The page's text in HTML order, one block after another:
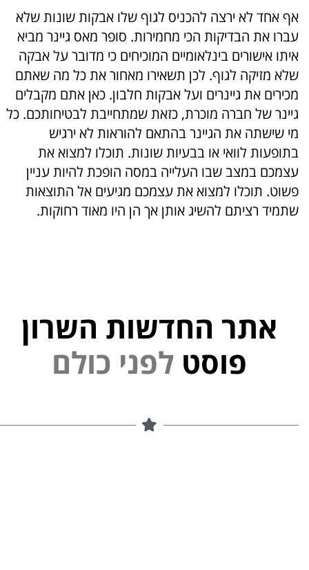
אף אחד לא ירצה להכניס לגוף שלו אבקות שונות שלא
עברו את הבדיקות הכי מחמירות. סופר מאס גיינר מביא
איתו אישורים בינלאומיים המוכיחים כי מדובר על אבקה
שלא מזיקה לגוף. לכן תשאירו מאחור את כל מה שאתם
מכירים את גיינרים ועל אבקות חלבון. כאן אתם מקבלים
גיינר של חברה מוכרת, כזאת שמתחייבת לבטיחותכם. כל
מי שישתה את הגיינר בהתאם להוראות לא ירגיש
בתופעות לוואי או בבעיות שונות. תוכלו למצוא את
עצמכם במצב שבו העלייה במסה הופכת להיות עניין
פשוט. תוכלו למצוא את עצמכם מגיעים אל התוצאות
שתמיד רציתם להשיג אותן אך הן היו מאוד רחוקות.
אתר החדשות השרון
פוסט